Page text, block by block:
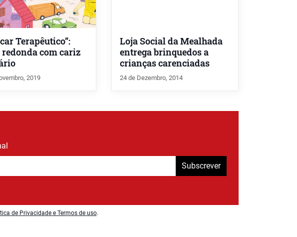
Terapêutico”:
redonda com cariz
2019
Loja Social da Mealhada
entrega brinquedos a
crianças carenciadas
24 de Dezembro, 2014
Subscrever
de Privacidade e Termos de uso.